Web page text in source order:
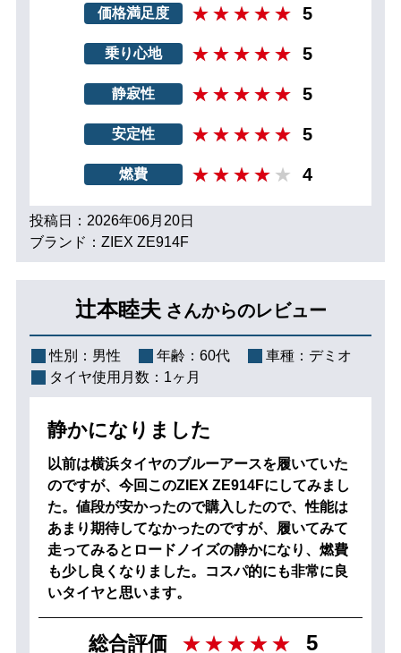
価格満足度 5
乗り心地 5
静寂性 5
安定性 5
燃費 4
投稿日：2026年06月20日
ブランド：ZIEX ZE914F
辻本睦夫 さんからのレビュー
性別： 男性 年齢： 60代 車種： デミオ
タイヤ使用月数： 1ヶ月
静かになりました
以前は横浜タイヤのブルーアースを履いていた
のですが、今回このZIEX ZE914Fにしてみまし
た。値段が安かったので購入したので、性能は
あまり期待してなかったのですが、履いてみて
走ってみるとロードノイズの静かになり、燃費
も少し良くなりました。コスパ的にも非常に良
いタイヤと思います。
総合評価 5